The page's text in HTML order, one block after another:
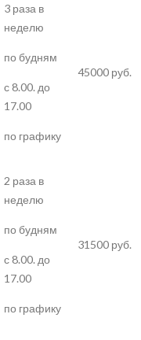
3 раза в
неделю
по будням
с 8.00. до
17.00
по графику
45000 руб.
2 раза в
неделю
по будням
с 8.00. до
17.00
по графику
31500 руб.